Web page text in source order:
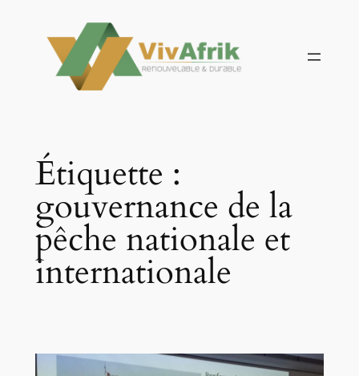
contenu
Étiquette :
gouvernance de la
pêche nationale et
internationale